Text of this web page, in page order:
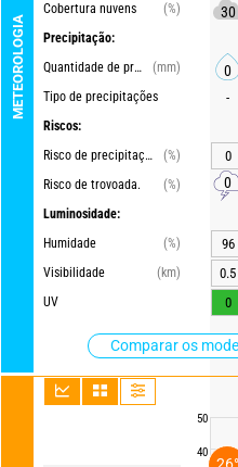
METEOROLOGIA
Cobertura nuvens
(%)
Precipitação:
Quantidade de precipitações
(mm)
Tipo de precipitações
Riscos:
Risco de precipitações
(%)
Risco de trovoada.
(%)
Luminosidade:
Humidade
(%)
Visibilidade
(km)
UV
Comparar os
50
40
30
0
-
0
0
96
0.5
0